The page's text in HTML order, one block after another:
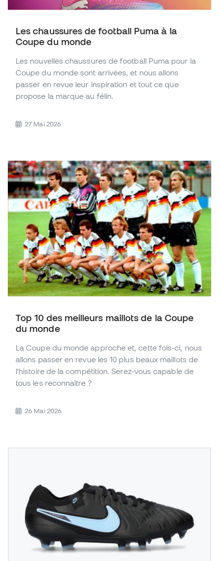
Les chaussures de football Puma à la
Coupe du monde
Les nouvelles chaussures de football Puma pour la
Coupe du monde sont arrivées, et nous allons
passer en revue leur inspiration et tout ce que
propose la marque au félin.
27 Mai 2026
Top 10 des meilleurs maillots de la Coupe
du monde
La Coupe du monde approche et, cette fois-ci, nous
allons passer en revue les 10 plus beaux maillots de
l'histoire de la compétition. Serez-vous capable de
tous les reconnaître ?
26 Mai 2026